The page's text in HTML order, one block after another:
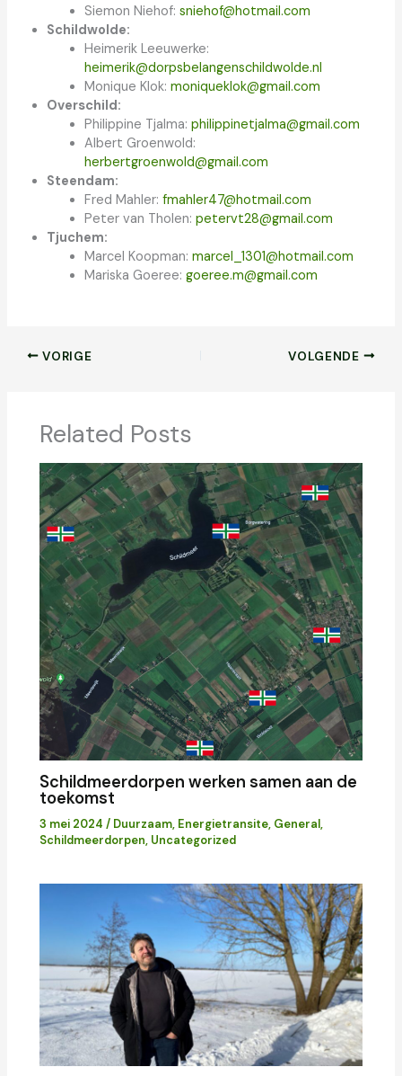
Siemon Niehof: sniehof@hotmail.com
Schildwolde:
Heimerik Leeuwerke:
heimerik@dorpsbelangenschildwolde.nl
Monique Klok: moniqueklok@gmail.com
Overschild:
Philippine Tjalma: philippinetjalma@gmail.com
Albert Groenwold:
herbertgroenwold@gmail.com
Steendam:
Fred Mahler: fmahler47@hotmail.com
Peter van Tholen: petervt28@gmail.com
Tjuchem:
Marcel Koopman: marcel_1301@hotmail.com
Mariska Goeree: goeree.m@gmail.com
VORIGE VOLGENDE
Related Posts
Schildmeerdorpen werken samen aan de
toekomst
3 mei 2024/ Duurzaam, Energietransite, General,
Schildmeerdorpen, Uncategorized